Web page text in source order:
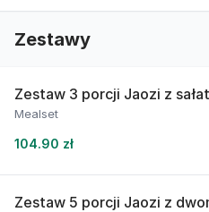
Zestawy
Zestaw 3 porcji Jaozi z
Mealset
104.90 zł
Zestaw 5 porcji Jaozi z